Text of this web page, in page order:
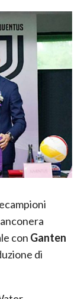
con Ganten
di